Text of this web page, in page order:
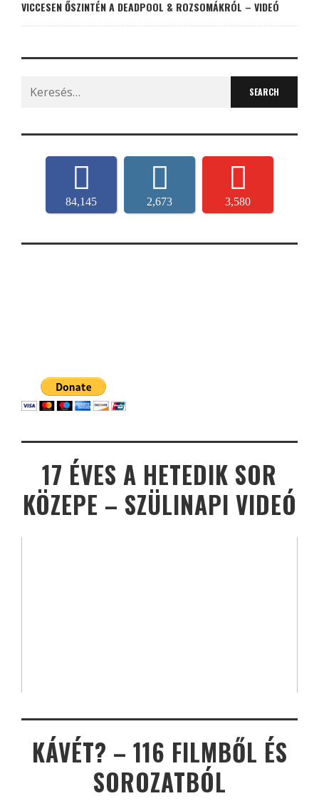
VICCESEN ŐSZINTÉN A DEADPOOL & ROZSOMÁKRÓL – VIDEÓ
Search
for:
84,145 2,673 3,580
17 ÉVES A HETEDIK SOR
KÖZEPE – SZÜLINAPI VIDEÓ
KÁVÉT? – 116 FILMBŐL ÉS
SOROZATBÓL